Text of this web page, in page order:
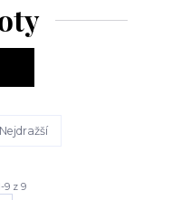
Nejdražší
9 z 9